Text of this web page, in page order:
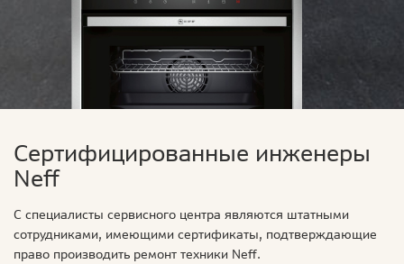
Сертифицированные инженеры
Neff
С специалисты сервисного центра являются штатными
сотрудниками, имеющими сертификаты, подтверждающие
право производить ремонт техники Neff.